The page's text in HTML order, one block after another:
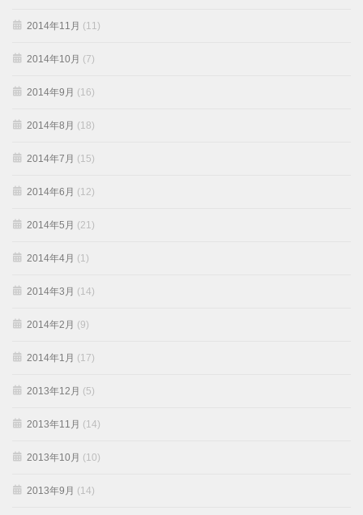
2014年11月 (11)
2014年10月 (7)
2014年9月 (16)
2014年8月 (18)
2014年7月 (15)
2014年6月 (12)
2014年5月 (21)
2014年4月 (1)
2014年3月 (14)
2014年2月 (9)
2014年1月 (17)
2013年12月 (5)
2013年11月 (14)
2013年10月 (10)
2013年9月 (14)